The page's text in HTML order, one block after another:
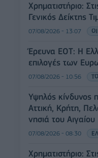
Χρηματιστήριο:
Γενικός Δείκτης
07/08/2026 - 13:07
Έρευνα ΕΟΤ: Η
επιλογές των
07/08/2026 - 10:56
Υψηλός κίνδυνος
Αττική, Κρήτη,
νησιά του Αιγαίου
07/08/2026 - 08:30
Χρηματιστήριο: